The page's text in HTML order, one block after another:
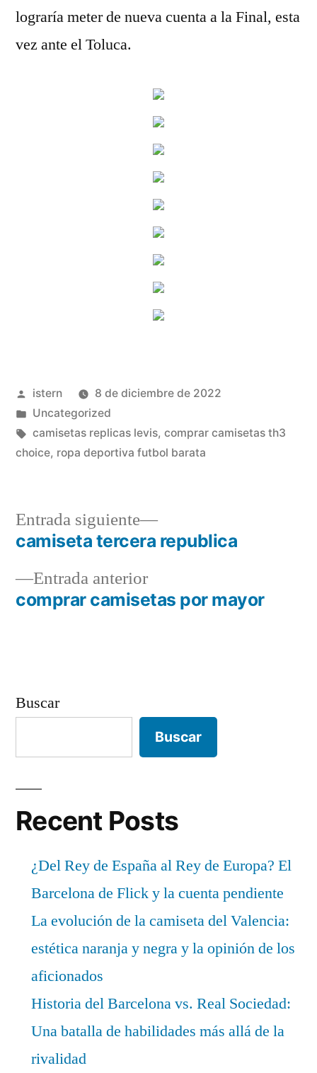
lograría meter de nueva cuenta a la Final, esta
vez ante el Toluca.
Publicado
por
istern
8 de diciembre de 2022
Publicado
en
Uncategorized
Etiquetas:
camisetas replicas levis, comprar camisetas th3
choice, ropa deportiva futbol barata
Navegación
de
entradas
Entrada anteriorEntrada
anterior:
comprar camisetas por mayor
Entrada siguiente
Entrada
siguiente:
camiseta tercera republica
Buscar
Buscar
Recent Posts
¿Del Rey de España al Rey de Europa? El
Barcelona de Flick y la cuenta pendiente
La evolución de la camiseta del Valencia:
estética naranja y negra y la opinión de los
aficionados
Historia del Barcelona vs. Real Sociedad:
Una batalla de habilidades más allá de la
rivalidad